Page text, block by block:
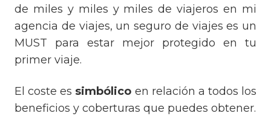
de miles y miles y miles de viajeros en mi
agencia de viajes, un seguro de viajes es un
MUST para estar mejor protegido en tu
primer viaje.
El coste es simbólico en relación a todos los
beneficios y coberturas que puedes obtener.